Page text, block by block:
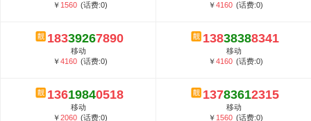
￥ 1560 (话费:0)
￥4160 (话费:0)
18339267890
移动
￥4160 (话费:0)
13838388341
移动
￥4160 (话费:0)
13619840518
移动
￥2060 (话费:0)
13783612315
移动
￥ 1560 (话费:0)